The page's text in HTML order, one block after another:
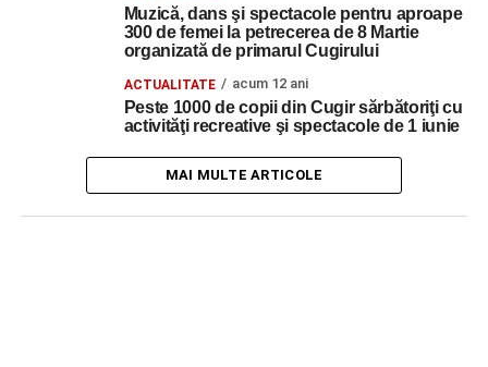
Muzică, dans şi spectacole pentru aproape
300 de femei la petrecerea de 8 Martie
organizată de primarul Cugirului
ACTUALITATE acum 12 ani
Peste 1000 de copii din Cugir sărbătoriţi cu
activităţi recreative şi spectacole de 1 iunie
MAI MULTE ARTICOLE